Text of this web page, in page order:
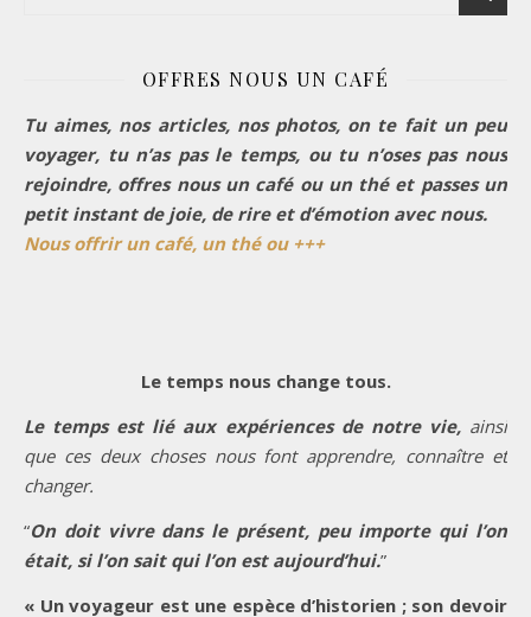
OFFRES NOUS UN CAFÉ
Tu aimes, nos articles, nos photos, on te fait un peu
voyager, tu n’as pas le temps, ou tu n’oses pas nous
rejoindre, offres nous un café ou un thé et passes un
petit instant de joie, de rire et d’émotion avec nous.
Nous offrir un café, un thé ou +++
Le temps nous change tous.
Le temps est lié aux expériences de notre vie, ainsi
que ces deux choses nous font apprendre, connaître et
changer.
“On doit vivre dans le présent, peu importe qui l’on
était, si l’on sait qui l’on est aujourd’hui.”
« Un voyageur est une espèce d’historien ; son devoir